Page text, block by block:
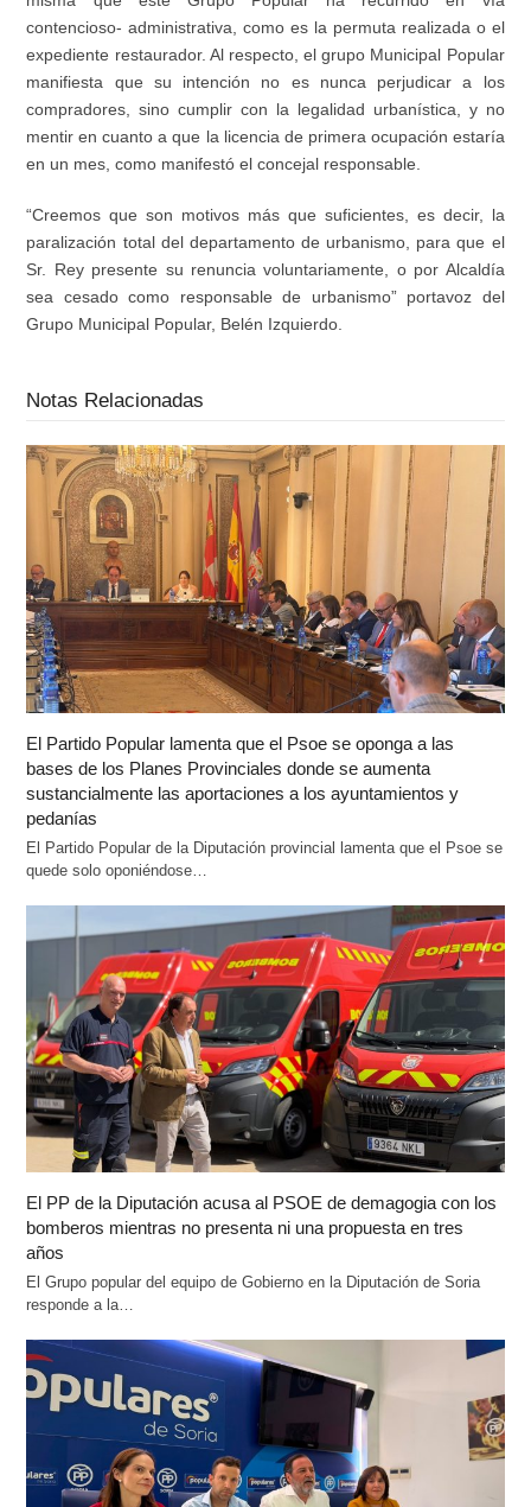
contencioso- administrativa, como es la permuta realizada o el
expediente restaurador. Al respecto, el grupo Municipal Popular
manifiesta que su intención no es nunca perjudicar a los
compradores, sino cumplir con la legalidad urbanística, y no
mentir en cuanto a que la licencia de primera ocupación estaría
en un mes, como manifestó el concejal responsable.
“Creemos que son motivos más que suficientes, es decir, la
paralización total del departamento de urbanismo, para que el
Sr. Rey presente su renuncia voluntariamente, o por Alcaldía
sea cesado como responsable de urbanismo” portavoz del
Grupo Municipal Popular, Belén Izquierdo.
Notas Relacionadas
El Partido Popular lamenta que el Psoe se oponga a las
bases de los Planes Provinciales donde se aumenta
sustancialmente las aportaciones a los ayuntamientos y
pedanías
El Partido Popular de la Diputación provincial lamenta que el Psoe se
quede solo oponiéndose…
El PP de la Diputación acusa al PSOE de demagogia con los
bomberos mientras no presenta ni una propuesta en tres
años
El Grupo popular del equipo de Gobierno en la Diputación de Soria
responde a la…